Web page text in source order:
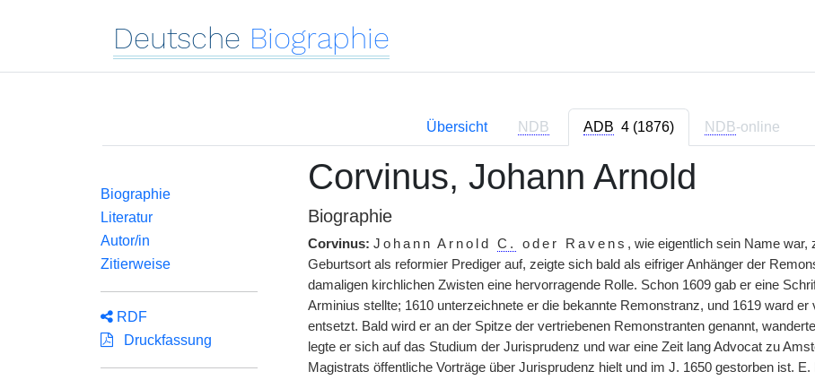
Deutsche Biographie
Übersicht NDB ADB 4 (1876) NDB-online
Biographie
Literatur
Autor/in
Zitierweise
RDF
Druckfassung
Corvinus, Johann Arnold
Biographie
Corvinus: Johann ArnoldC. oder Ravens , wie eigentlich sein Name war,
Geburtsort als reformier Prediger auf, zeigte sich bald als eifriger Anhänger der
damaligen kirchlichen Zwisten eine hervorragende Rolle. Schon 1609 gab er eine
Arminius stellte; 1610 unterzeichnete er die bekannte Remonstranz, und 1619 ward
entsetzt. Bald wird er an der Spitze der vertriebenen Remonstranten genannt,
legte er sich auf das Studium der Jurisprudenz und war eine Zeit lang Advocat zu
Magistrats öffentliche Vorträge über Jurisprudenz hielt und im J. 1650 gestorben ist.